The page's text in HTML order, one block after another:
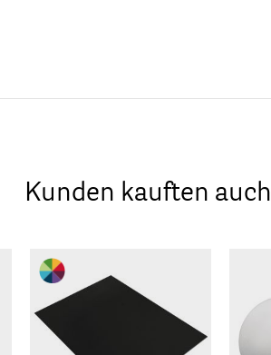
Kunden kauften auch